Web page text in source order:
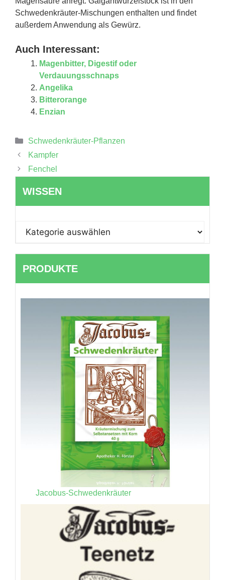
Schwedenkräuter-Mischungen enthalten und findet
außerdem Anwendung als Gewürz.
Auch Interessant:
Magenbitter, Digestif oder
Verdauungsschnaps
Angelika
Bitterorange
Enzian
Kategorien
Schwedenkräuter-Pflanzen
Kampfer
Fenchel
WISSEN
PRODUKTE
Jacobus-Schwedenkräuter